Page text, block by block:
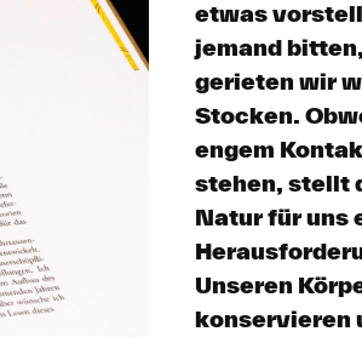
etwas
jemand
gerieten wir
Stocken.
engem
stehen, stellt
Natur für uns
Unseren
konservieren